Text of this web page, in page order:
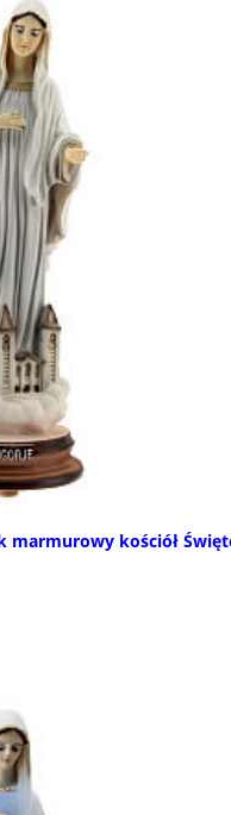
marmurowy kościół